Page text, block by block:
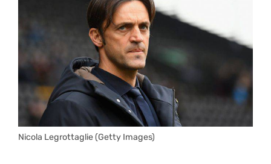
Nicola Legrottaglie (Getty Images)